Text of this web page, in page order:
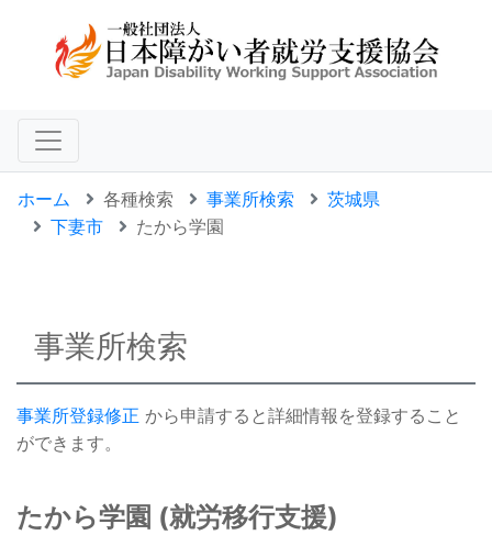
ホーム 各種検索 事業所検索
茨城県
下妻市
たから学園
事業所検索
事業所登録修正 から申請すると詳細情報を登録すること
ができます。
たから学園 (就労移行支援)